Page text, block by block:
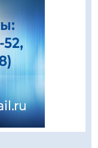
жұмыстары